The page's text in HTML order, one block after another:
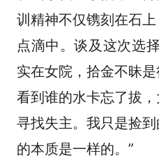
训精神不仅镌刻在石
点滴中。谈及这次选
实在女院，拾金不昧
看到谁的水卡忘了拔
寻找失主。我只是捡
的本质是一样的。”